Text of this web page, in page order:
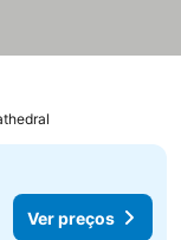
Ver preços